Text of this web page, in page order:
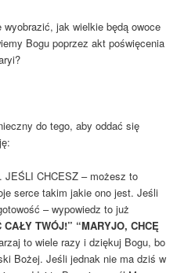
jak wielkie będą owoce
Bogu poprzez akt poświęcenia
do tego, aby oddać się
JEŚLI CHCESZ – możesz to
serce takim jakie ono jest. Jeśli
– wypowiedz to już
CAŁY TWÓJ!” “MARYJO, CHCĘ
to wiele razy i dziękuj Bogu, bo
Bożej. Jeśli jednak nie ma dziś w